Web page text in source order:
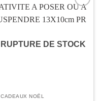
à la liste
RUPTURE DE STOCK
CADEAUX NOËL